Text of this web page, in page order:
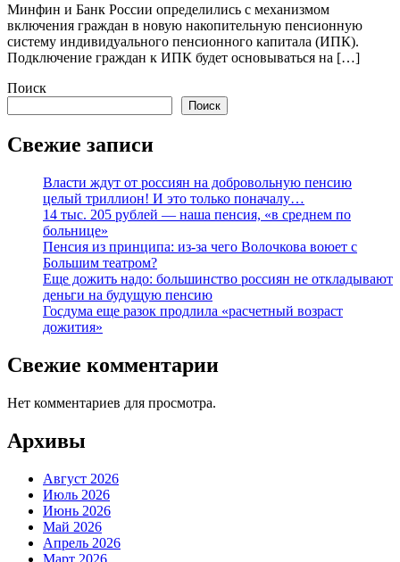
Минфин и Банк России определились с механизмом
включения граждан в новую накопительную пенсионную
систему индивидуального пенсионного капитала (ИПК).
Подключение граждан к ИПК будет основываться на […]
Поиск
Поиск
Свежие записи
Власти ждут от россиян на добровольную пенсию
целый триллион! И это только поначалу…
14 тыс. 205 рублей — наша пенсия, «в среднем по
больнице»
Пенсия из принципа: из-за чего Волочкова воюет с
Большим театром?
Еще дожить надо: большинство россиян не откладывают
деньги на будущую пенсию
Госдума еще разок продлила «расчетный возраст
дожития»
Свежие комментарии
Нет комментариев для просмотра.
Архивы
Август 2026
Июль 2026
Июнь 2026
Май 2026
Апрель 2026
Март 2026